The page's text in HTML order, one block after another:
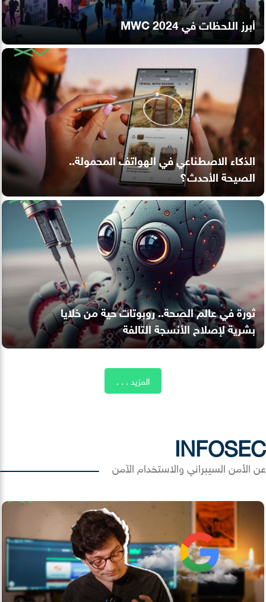
أبرز اللحظات في MWC 2024
الذكاء الاصطناعي في الهواتف المحمولة..
الصيحة الأحدث؟
ثورة في عالم الصحة.. روبوتات حية من خلايا
بشرية لإصلاح الأنسجة التالفة
المزيد . . .
INFOSEC
عن الأمن السيبراني والاستخدام الآمن